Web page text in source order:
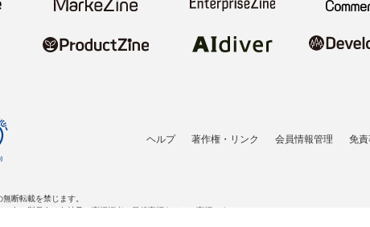
ヘルプ 著作権・リンク 会員情報管理 免
断転載を禁じます。
名、製品名は各社及び商標権者の登録商標あるいは商標です。